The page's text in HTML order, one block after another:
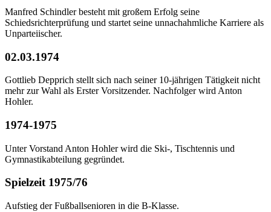
Manfred Schindler besteht mit großem Erfolg seine
Schiedsrichterprüfung und startet seine unnachahmliche Karriere als
Unparteiischer.
02.03.1974
Gottlieb Depprich stellt sich nach seiner 10-jährigen Tätigkeit nicht
mehr zur Wahl als Erster Vorsitzender. Nachfolger wird Anton
Hohler.
1974-1975
Unter Vorstand Anton Hohler wird die Ski-, Tischtennis und
Gymnastikabteilung gegründet.
Spielzeit 1975/76
Aufstieg der Fußballsenioren in die B-Klasse.